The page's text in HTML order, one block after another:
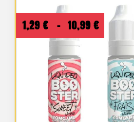
1,29 € – 10,99 €
Plage
de
prix :
1,29 €
10,99 €